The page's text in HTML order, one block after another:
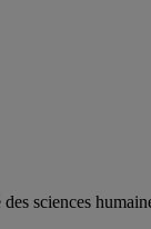
sciences